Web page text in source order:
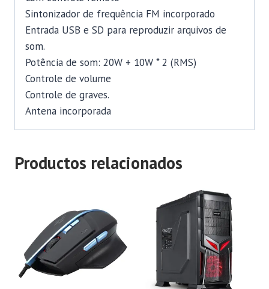
Sintonizador de frequência FM incorporado
Entrada USB e SD para reproduzir arquivos de
som.
Potência de som: 20W + 10W * 2 (RMS)
Controle de volume
Controle de graves.
Antena incorporada
Productos relacionados